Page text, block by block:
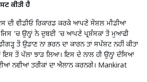
ਕੀਤੀ ਹੈ
ਦੀ ਵੀਡੀਓ ਰਿਕਾਰਡ ਕਰਕੇ ਆਪਣੇ ਸੋਸ਼ਲ ਮੀਡੀਆ
‘ਚ ਉਨ੍ਹਾਂ ਨੇ ਦੁਬਈ ‘ਚ ਆਪਣੇ ਪ੍ਰਸ਼ੰਸਕਾਂ ਤੋਂ ਮੁਆਫੀ
ਤੋਂ ਉਡਾਣ ਨਾ ਭਰਨ ਦਾ ਕਾਰਨ ਤਾਂ ਸਪੱਸ਼ਟ ਨਹੀਂ ਕੀਤਾ
ਤੋਂ ਪੱਲਾ ਝਾੜ ਲਿਆ। ਇਸ ਦੇ ਨਾਲ ਹੀ ਉਨ੍ਹਾਂ ਦੱਸਿਆ
ਨਵੀਆਂ ਤਰੀਕਾਂ ਦਾ ਐਲਾਨ ਕਰਨਗੇ। Mankirat